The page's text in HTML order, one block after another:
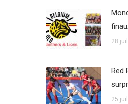
28
Red
25